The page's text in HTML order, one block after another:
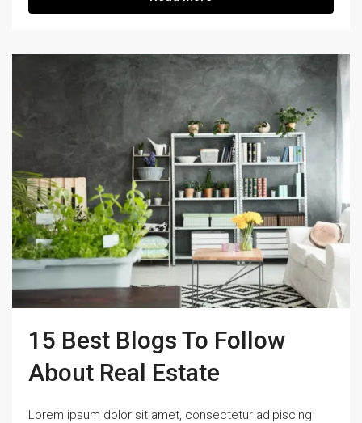
15 Best Blogs To Follow
About Real Estate
Lorem ipsum dolor sit amet, consectetur adipiscing